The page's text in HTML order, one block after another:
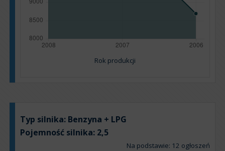
Rok produkcji
Typ silnika: Benzyna + LPG
Pojemność silnika: 2,5
Na podstawie: 12 ogłoszeń